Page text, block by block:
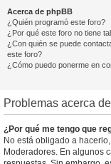
Acerca de phpBB
¿Quién programó este foro?
¿Por qué este foro no tiene
¿Con quién se puede
este foro?
¿Cómo puedo ponerme en
Problemas acerca
¿Por qué me tengo que
No está obligado a
Moderadores. En algunos